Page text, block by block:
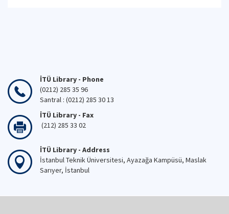
İTÜ Library - Phone
(0212) 285 35 96
Santral : (0212) 285 30 13
İTÜ Library - Fax
(212) 285 33 02
İTÜ Library - Address
İstanbul Teknik Üniversitesi, Ayazağa Kampüsü, Maslak
Sarıyer, İstanbul